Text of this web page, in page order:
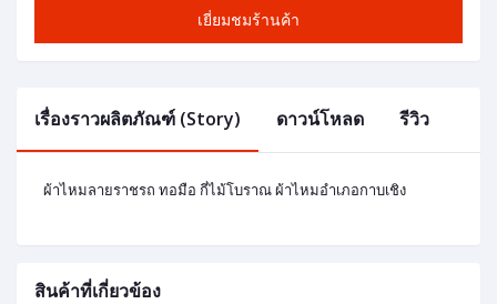
เยี่ยมชมร้านค้า
เรื่องราวผลิตภัณฑ์ (Story) ดาวน์โหลด รีวิว
ผ้าไหมลายราชรถ ทอมือ กี่ไม้โบราณ ผ้าไหมอำเภอกาบเชิง
สินค้าที่เกี่ยวข้อง